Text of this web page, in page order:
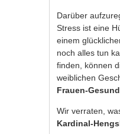
Darüber
Stress ist eine
einem
noch alles tun
finden, können
weiblichen
Frauen-
Wir verraten,
Kardinal-